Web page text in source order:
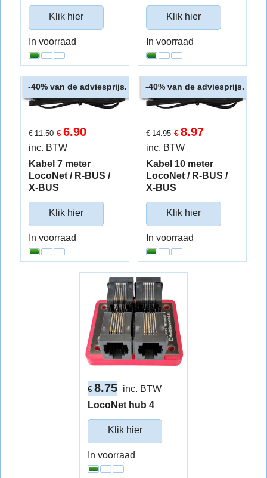
Klik hier
In voorraad
Klik hier
In voorraad
-40% van de adviesprijs.
€ 11.50 € 6.90
inc. BTW
Kabel 7 meter
LocoNet / R-BUS /
X-BUS
Klik hier
In voorraad
-40% van de adviesprijs.
€ 14.95 €8.97
inc. BTW
Kabel 10 meter
LocoNet / R-BUS /
X-BUS
Klik hier
In voorraad
€ 8.75
inc. BTW
LocoNet hub 4
Klik hier
In voorraad